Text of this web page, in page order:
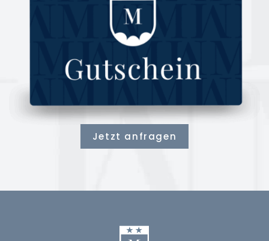
Jetzt anfragen